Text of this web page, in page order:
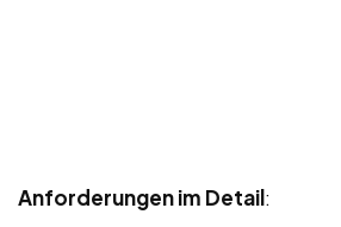
Anforderungen im Detail: